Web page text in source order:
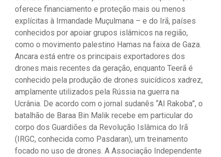
oferece financiamento e proteção mais ou menos
explícitas à Irmandade Muçulmana – e do Irã, países
conhecidos por apoiar grupos islâmicos na região,
como o movimento palestino Hamas na faixa de Gaza.
Ancara está entre os principais exportadores dos
drones mais recentes da geração, enquanto Teerã é
conhecido pela produção de drones suicídicos xadrez,
amplamente utilizados pela Rússia na guerra na
Ucrânia. De acordo com o jornal sudanês “Al Rakoba”, o
batalhão de Baraa Bin Malik recebe em particular do
corpo dos Guardiões da Revolução Islâmica do Irã
(IRGC, conhecida como Pasdaran), um treinamento
focado no uso de drones. A Associação Independente